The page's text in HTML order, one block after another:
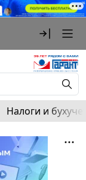
Налоги и